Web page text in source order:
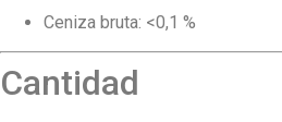
Ceniza bruta: <0,1 %
Cantidad